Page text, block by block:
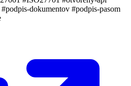
#podpis-dokumentov #podpis-pasom